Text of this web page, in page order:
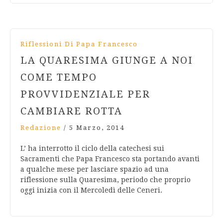
Riflessioni Di Papa Francesco
LA QUARESIMA GIUNGE A NOI
COME TEMPO
PROVVIDENZIALE PER
CAMBIARE ROTTA
Redazione / 5 Marzo, 2014
L’ ha interrotto il ciclo della catechesi sui
Sacramenti che Papa Francesco sta portando avanti
a qualche mese per lasciare spazio ad una
riflessione sulla Quaresima, periodo che proprio
oggi inizia con il Mercoledì delle Ceneri.